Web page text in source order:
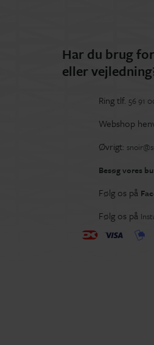
Har du brug
eller
Ring tlf. 56 91
Webshop
Øvrigt:
Besøg vores
Følg os på
Følg os på